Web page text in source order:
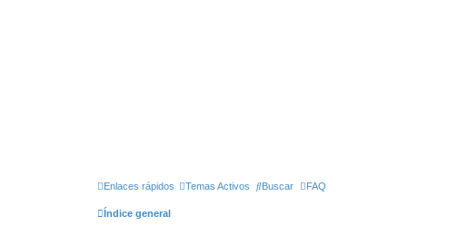
Enlaces rápidos Temas Activos Buscar FAQ
Índice general